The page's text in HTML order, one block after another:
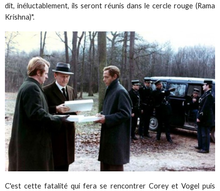
dit, inéluctablement, ils seront réunis dans le cercle rouge (Rama
Krishna)".
C'est cette fatalité qui fera se rencontrer Corey et Vogel puis